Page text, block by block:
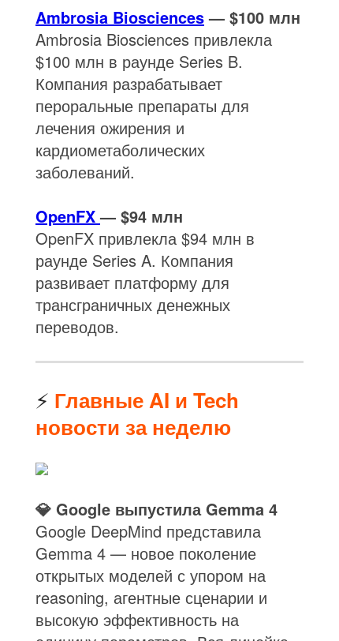
Ambrosia Biosciences— $100 млн
Ambrosia Biosciences привлекла
$100 млн в раунде Series B.
Компания разрабатывает
пероральные препараты для
лечения ожирения и
кардиометаболических
заболеваний.
OpenFX— $94 млн
OpenFX привлекла $94 млн в
раунде Series A. Компания
развивает платформу для
трансграничных денежных
переводов.
⚡ Главные AI и Tech
новости за неделю
💎 Google выпустила Gemma 4
Google DeepMind представила
Gemma 4 — новое поколение
открытых моделей с упором на
reasoning, агентные сценарии и
высокую эффективность на